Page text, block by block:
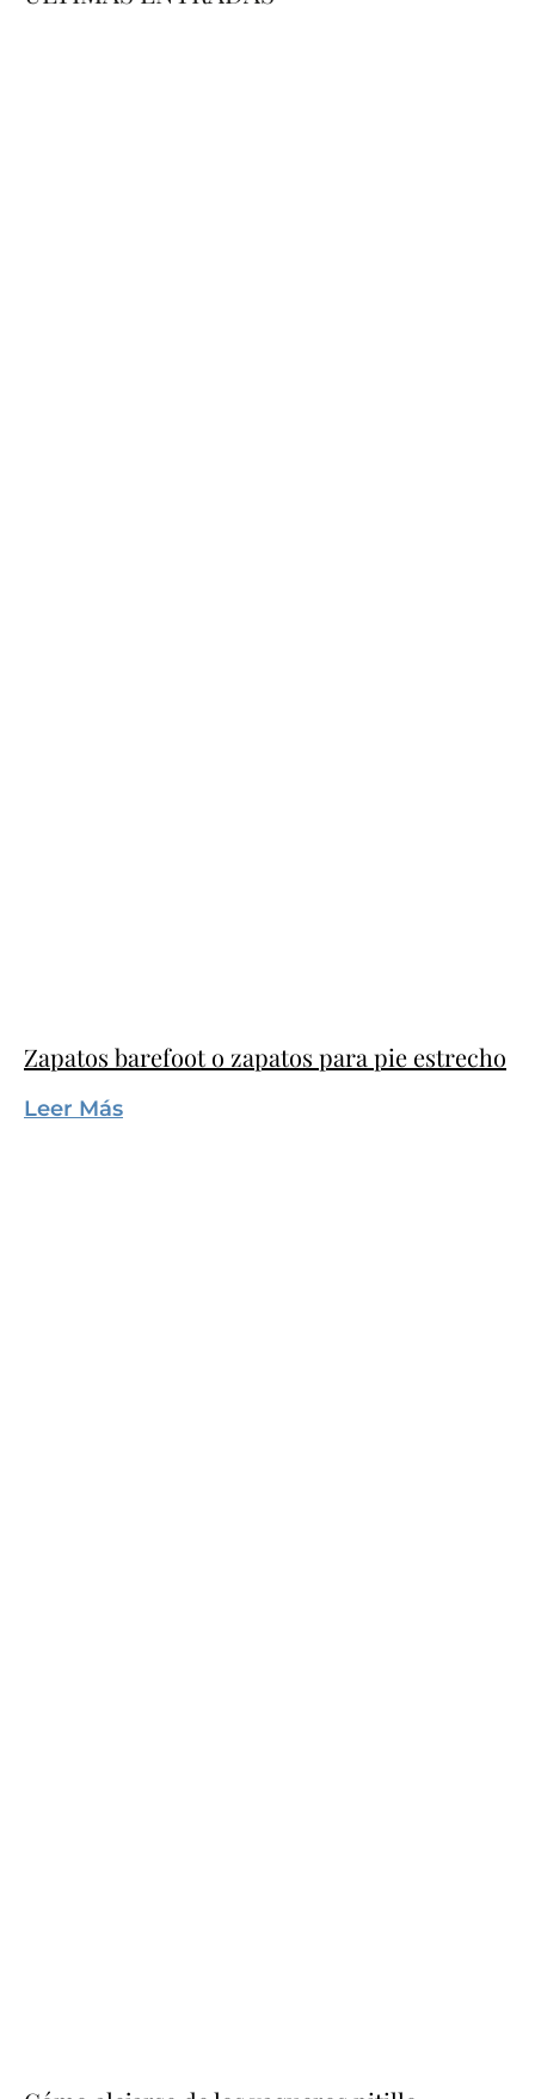
Zapatos barefoot o zapatos para pie estrecho
Leer Más